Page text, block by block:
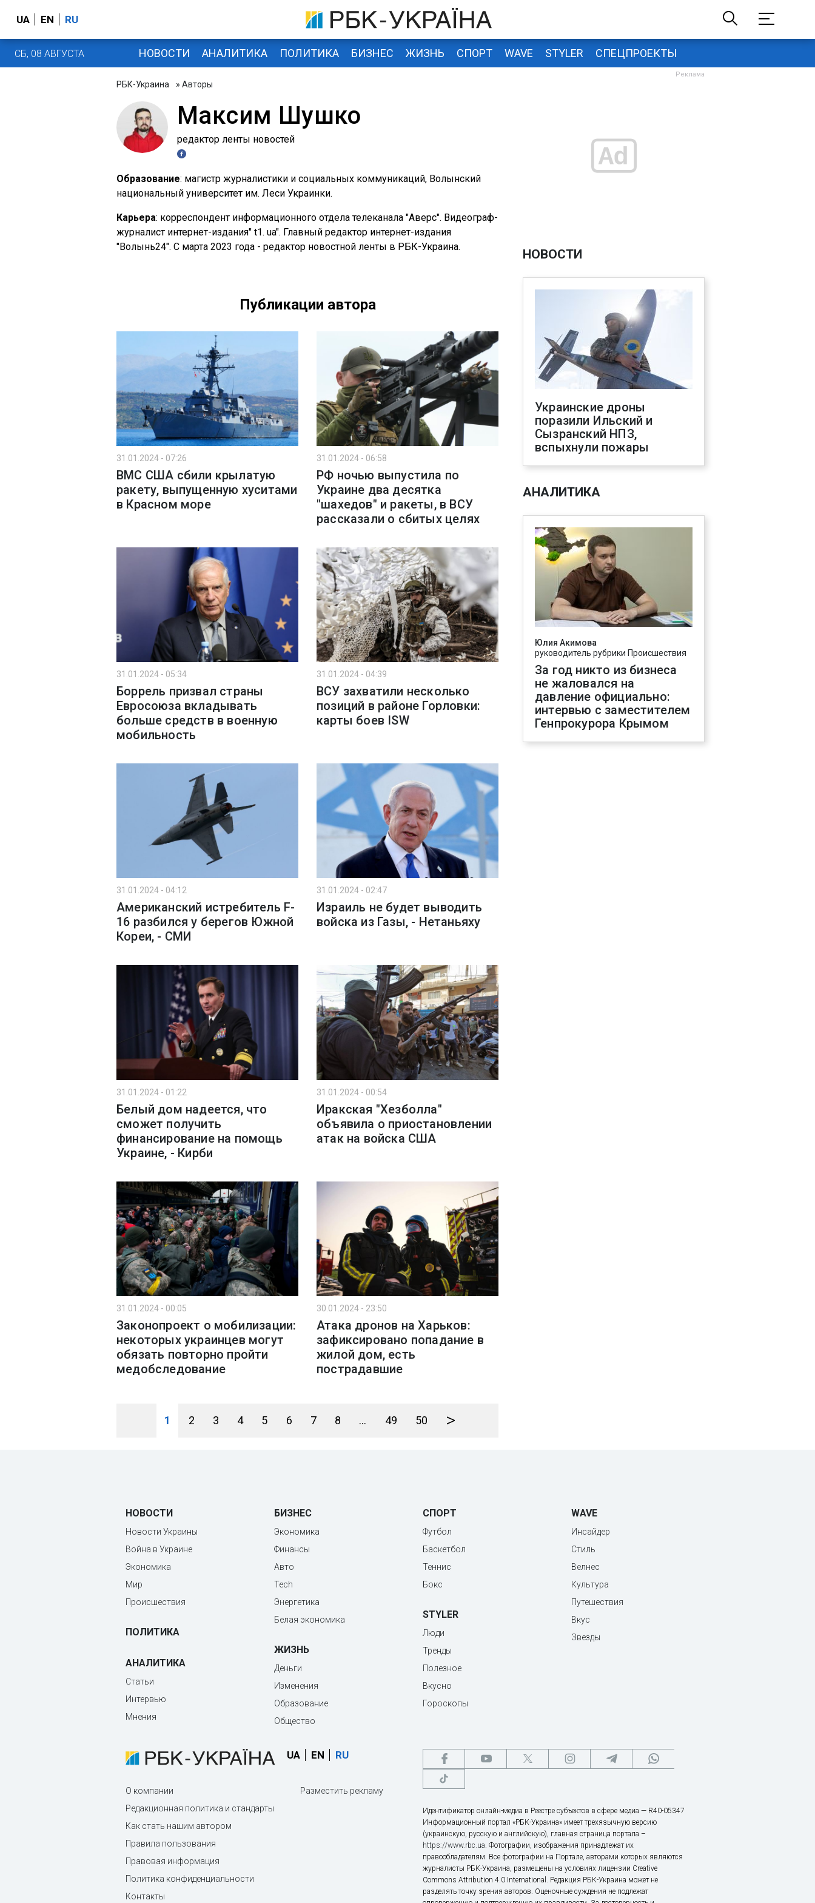
UA EN RU
СБ, 08 АВГУСТА НОВОСТИ АНАЛИТИКА ПОЛИТИКА БИЗНЕС ЖИЗНЬ СПОРТ WAVE STYLER СПЕЦПРОЕКТЫ
РБК-Украина » Авторы
Максим Шушко
редактор ленты новостей
Образование: магистр журналистики и социальных коммуникаций, Волынский
национальный университет им. Леси Украинки.
Карьера: корреспондент информационного отдела телеканала "Аверс". Видеограф-
журналист интернет-издания" t1. ua". Главный редактор интернет-издания
"Волынь24". С марта 2023 года - редактор новостной ленты в РБК-Украина.
Публикации автора
31.01.2024 - 07:26
ВМС США сбили крылатую
ракету, выпущенную хуситами
в Красном море
31.01.2024 - 06:58
РФ ночью выпустила по
Украине два десятка
"шахедов" и ракеты, в ВСУ
рассказали о сбитых целях
31.01.2024 - 05:34
Боррель призвал страны
Евросоюза вкладывать
больше средств в военную
мобильность
31.01.2024 - 04:39
ВСУ захватили несколько
позиций в районе Горловки:
карты боев ISW
31.01.2024 - 04:12
Американский истребитель F-
16 разбился у берегов Южной
Кореи, - СМИ
31.01.2024 - 02:47
Израиль не будет выводить
войска из Газы, - Нетаньяху
31.01.2024 - 01:22
Белый дом надеется, что
сможет получить
финансирование на помощь
Украине, - Кирби
31.01.2024 - 00:54
Иракская "Хезболла"
объявила о приостановлении
атак на войска США
31.01.2024 - 00:05
Законопроект о мобилизации:
некоторых украинцев могут
обязать повторно пройти
медобследование
30.01.2024 - 23:50
Атака дронов на Харьков:
зафиксировано попадание в
жилой дом, есть
пострадавшие
1 2 3 4 5 6 7 8 ... 49 50 >
НОВОСТИ
Украинские дроны
поразили Ильский и
Сызранский НПЗ,
вспыхнули пожары
АНАЛИТИКА
Юлия Акимова
руководитель рубрики Происшествия
За год никто из бизнеса
не жаловался на
давление официально:
интервью с заместителем
Генпрокурора Крымом
НОВОСТИ
Новости Украины
Война в Украине
Экономика
Мир
Происшествия
ПОЛИТИКА
АНАЛИТИКА
Статьи
Интервью
Мнения
БИЗНЕС
Экономика
Финансы
Авто
Tech
Энергетика
Белая экономика
ЖИЗНЬ
Деньги
Изменения
Образование
Общество
СПОРТ
Футбол
Баскетбол
Теннис
Бокс
STYLER
Люди
Тренды
Полезное
Вкусно
Гороскопы
WAVE
Инсайдер
Стиль
Велнес
Культура
Путешествия
Вкус
Звезды
UA EN RU
О компании
Редакционная политика и стандарты
Как стать нашим автором
Правила пользования
Правовая информация
Политика конфиденциальности
Контакты
Разместить рекламу
Идентификатор онлайн-медиа в Реестре субъектов в сфере медиа — R40-05347
Информационный портал «РБК-Украина» имеет трехязычную версию
(украинскую, русскую и английскую), главная страница портала –
https://www.rbc.ua. Фотографии, изображения принадлежат их
правообладателям. Все фотографии на Портале, авторами которых являются
журналисты РБК-Украина, размещены на условиях лицензии Creative
Commons Attribution 4.0 International. Редакция РБК-Украина может не
разделять точку зрения авторов. Оценочные суждения не подлежат